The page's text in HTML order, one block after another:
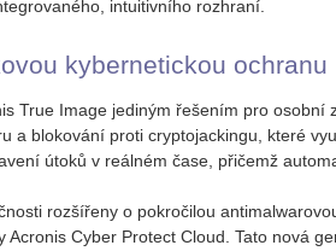
in­tu­i­tiv­ní­ho roz­hra­ní.
ky­ber­ne­tic­kou ochra­nu
True Image je­di­ným ře­še­ním pro osob­ní
a blo­ko­vá­ní proti crypto­jackin­gu, které
útoků v re­ál­ném čase, při­čemž
roz­ší­ře­ny o po­kro­či­lou
Cyber Pro­tect Cloud. Tato nová